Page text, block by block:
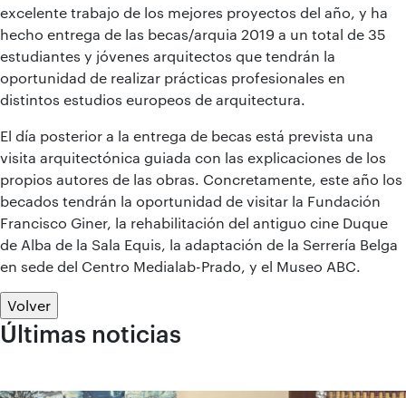
excelente trabajo de los mejores proyectos del año, y ha
hecho entrega de las becas/arquia 2019 a un total de 35
estudiantes y jóvenes arquitectos que tendrán la
oportunidad de realizar prácticas profesionales en
distintos estudios europeos de arquitectura.
El día posterior a la entrega de becas está prevista una
visita arquitectónica guiada con las explicaciones de los
propios autores de las obras. Concretamente, este año los
becados tendrán la oportunidad de visitar la Fundación
Francisco Giner, la rehabilitación del antiguo cine Duque
de Alba de la Sala Equis, la adaptación de la Serrería Belga
en sede del Centro Medialab-Prado, y el Museo ABC.
Volver
Últimas noticias